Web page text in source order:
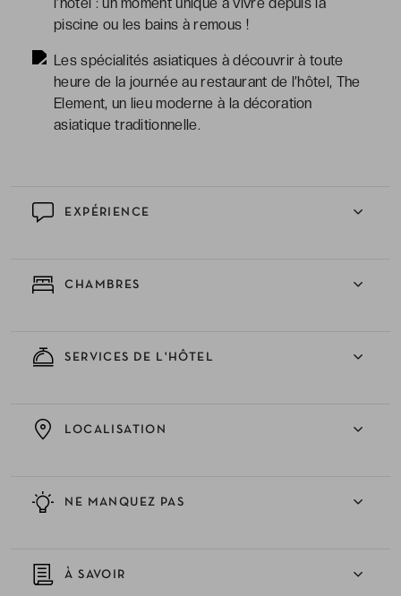
piscine ou les bains à remous !
Les spécialités asiatiques à découvrir à toute
heure de la journée au restaurant de l’hôtel, The
Element, un lieu moderne à la décoration
asiatique traditionnelle.
EXPÉRIENCE
CHAMBRES
SERVICES DE L'HÔTEL
NE MANQUEZ PAS
LOCALISATION
À SAVOIR